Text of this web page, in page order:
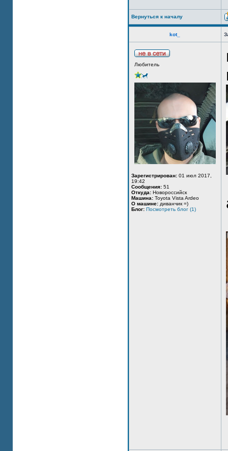
Вернуться к началу
kot_
Любитель
Зарегистрирован: 01 июл 2017,
19:42
Сообщения: 51
Откуда: Новороссийск
Машина: Toyota Vista Ardeo
О машине: диванчик =)
Блог: Посмотреть блог (1)